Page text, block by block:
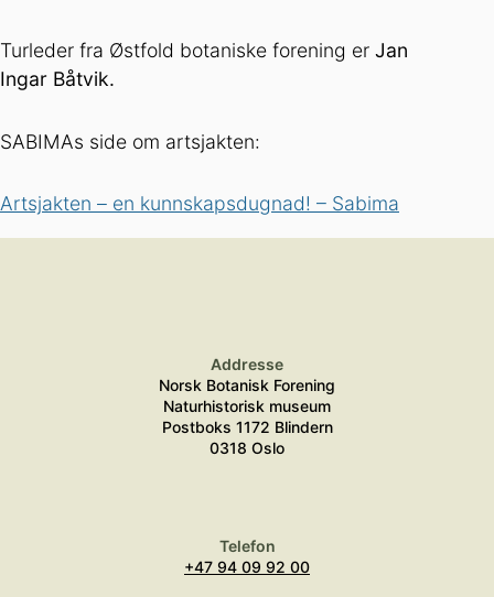
Turleder fra Østfold botaniske forening er Jan
Ingar Båtvik.
SABIMAs side om artsjakten:
Artsjakten – en kunnskapsdugnad! – Sabima
Addresse
Norsk Botanisk Forening
Naturhistorisk museum
Postboks 1172 Blindern
0318 Oslo
Telefon
+47 94 09 92 00